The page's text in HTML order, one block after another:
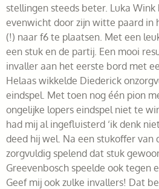
stellingen steeds beter. Luka
evenwicht door zijn witte paard in
(!) naar f6 te plaatsen. Met een
een stuk en de partij. Een mooi
invaller aan het eerste bord met
Helaas wikkelde Diederick
eindspel. Met toen nog één pion
ongelijke lopers eindspel niet te
had mij al ingefluisterd ‘ik denk
deed hij wel. Na een stukoffer van
zorgvuldig spelend dat stuk
Greevenbosch speelde ook tegen
Geef mij ook zulke invallers! Dat